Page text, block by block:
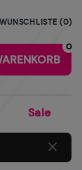
BEZAHLEN
WUNSCHLISTE (0)
0
Sale